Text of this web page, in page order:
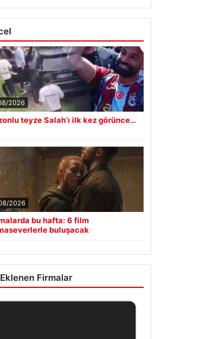
2026
teyze Salah’ı ilk kez görünce…
2026
bu hafta: 6 film
buluşacak
Firmalar